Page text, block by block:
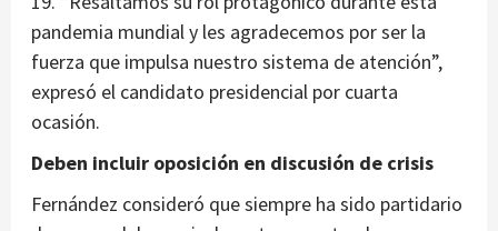
pandemia mundial y les agradecemos por ser la
fuerza que impulsa nuestro sistema de atención”,
expresó el candidato presidencial por cuarta
ocasión.
Deben incluir oposición en discusión de crisis
Fernández consideró que siempre ha sido partidario